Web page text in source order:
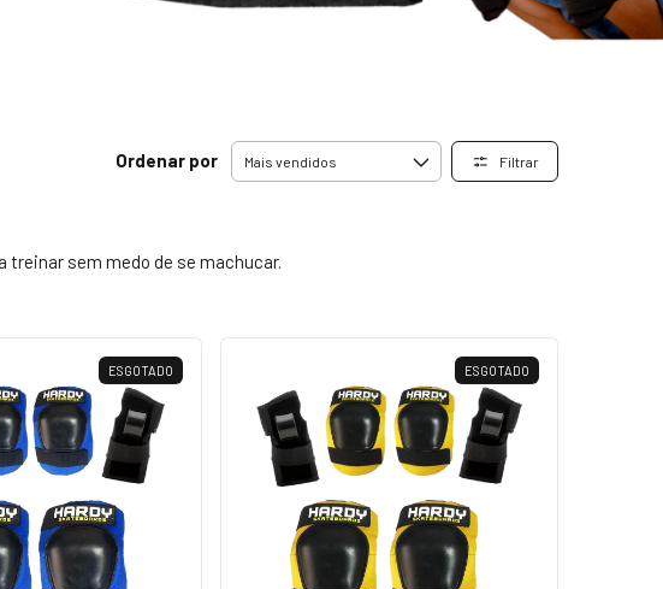
Ordenar por Filtrar
sem medo de se machucar.
ESGOTADO ESGOTADO